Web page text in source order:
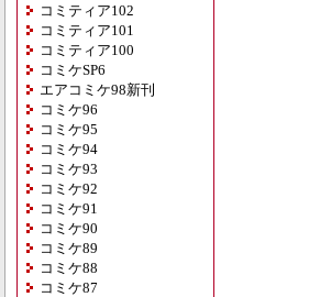
コミティア102
コミティア101
コミティア100
コミケSP6
エアコミケ98新刊
コミケ96
コミケ95
コミケ94
コミケ93
コミケ92
コミケ91
コミケ90
コミケ89
コミケ88
コミケ87